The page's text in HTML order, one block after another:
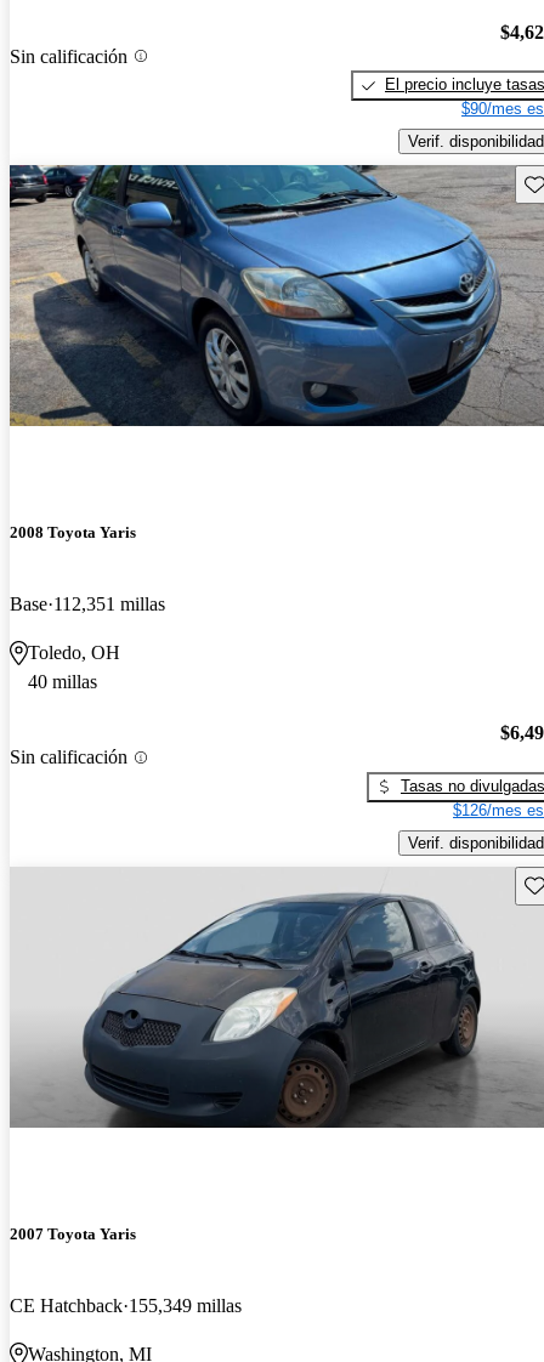
Sin calificación
El precio incluye tasas
$90/mes
Verif. disponibilidad
2008 Toyota Yaris
Base 112,351 millas
Toledo, OH
40 millas
Sin calificación
Tasas no divulgadas
$126/mes
Verif. disponibilidad
2007 Toyota Yaris
CE Hatchback 155,349 millas
Washington, MI